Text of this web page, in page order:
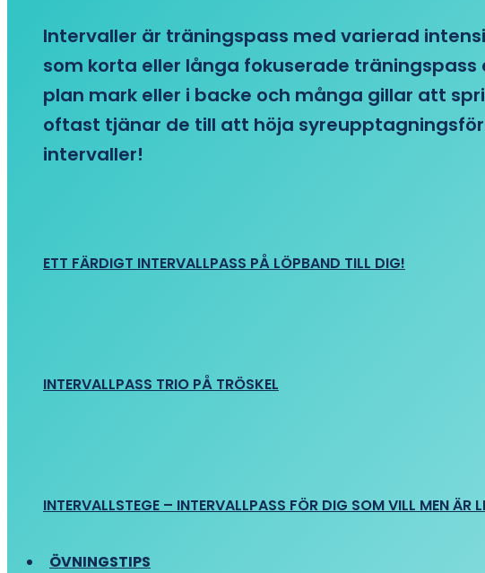
Intervaller är träningspass med varierad
som korta eller långa fokuserade
plan mark eller i backe och många gillar att
oftast tjänar de till att höja
intervaller!
ETT FÄRDIGT INTERVALLPASS PÅ LÖPBAND TILL DIG!
INTERVALLPASS TRIO PÅ TRÖSKEL
INTERVALLSTEGE – INTERVALLPASS FÖR DIG SOM VILL MEN ÄR
ÖVNINGSTIPS